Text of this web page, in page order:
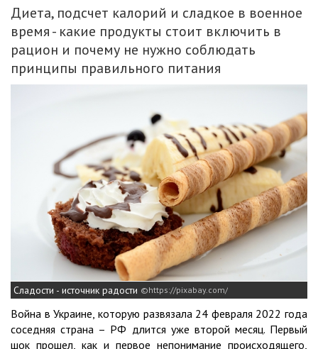
Диета, подсчет калорий и сладкое в военное
время - какие продукты стоит включить в
рацион и почему не нужно соблюдать
принципы правильного питания
Сладости - источник радости https://pixabay.com/
Война в Украине, которую развязала 24 февраля 2022 года
соседняя страна – РФ длится уже второй месяц. Первый
шок прошел, как и первое непонимание происходящего,